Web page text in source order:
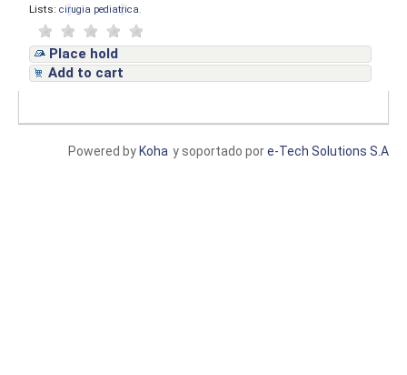
Lists: cirugia pediatrica
Place hold
Add to cart
y soportado pore-Tech Solutions S.A
Powered by Koha